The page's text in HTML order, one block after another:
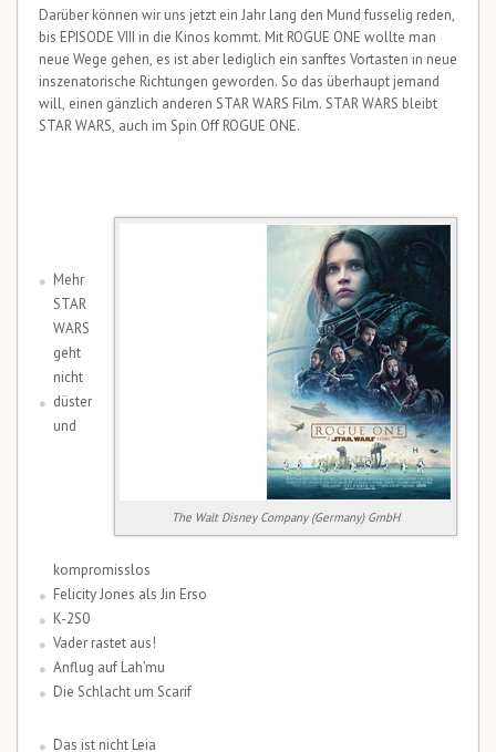
Darüber können wir uns jetzt ein Jahr lang den Mund fusselig reden,
bis EPISODE VIII in die Kinos kommt. Mit ROGUE ONE wollte man
neue Wege gehen, es ist aber lediglich ein sanftes Vortasten in neue
inszenatorische Richtungen geworden. So das überhaupt jemand
will, einen gänzlich anderen STAR WARS Film. STAR WARS bleibt
STAR WARS, auch im Spin Off ROGUE ONE.
The Walt Disney Company (Germany) GmbH
Mehr
STAR
WARS
geht
nicht
düster
und
kompromisslos
Felicity Jones als Jin Erso
K-2S0
Vader rastet aus!
Anflug auf Lah’mu
Die Schlacht um Scarif
Das ist nicht Leia